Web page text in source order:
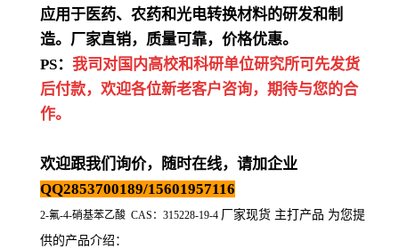
应用于医药、农药和光电转换材料的研发和制
造。厂家直销，质量可靠，价格优惠。
PS： 我司对国内高校和科研单位研究所可先发货
后付款，欢迎各位新老客户咨询，期待与您的合
作。
欢迎跟我们询价，随时在线，请加企业
QQ2853700189/15601957116
2-氟-4-硝基苯乙酸 CAS：315228-19-4 厂家现货 主打产品 为您提
供的产品介绍 ：